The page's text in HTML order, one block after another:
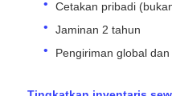
Cetakan pribadi
Jaminan 2 tahun
Pengiriman global